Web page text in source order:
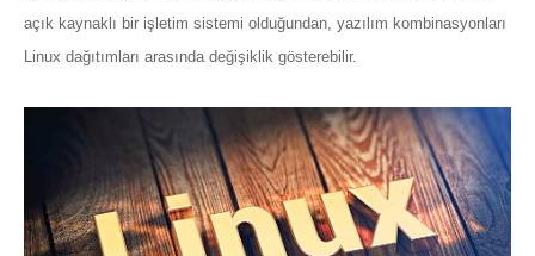
açık kaynaklı bir işletim sistemi olduğundan, yazılım kombinasyonları
Linux dağıtımları arasında değişiklik gösterebilir.